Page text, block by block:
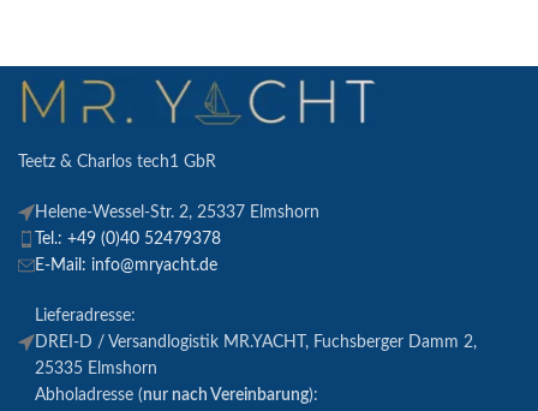
Teetz & Charlos tech1 GbR
Helene-Wessel-Str. 2, 25337 Elmshorn
Tel.: +49 (0)40 52479378
E-Mail: info@mryacht.de
Lieferadresse:
DREI-D / Versandlogistik MR.YACHT, Fuchsberger Damm 2,
25335 Elmshorn
Abholadresse (nur nach Vereinbarung):